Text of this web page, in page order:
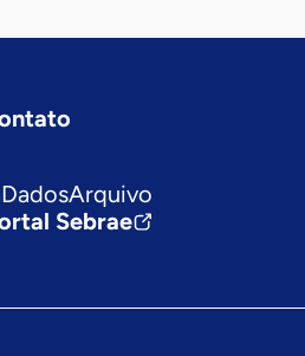
DadosArquivo
Sebrae